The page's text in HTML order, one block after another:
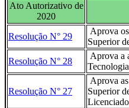
Ato Autorizativo de
2020
Resolução N° 29
Aprova
Superior
Resolução N° 28
Aprova a
Resolução N° 27
Aprova
Superior